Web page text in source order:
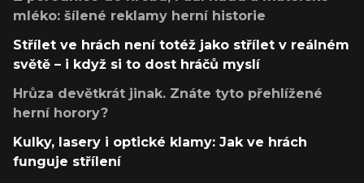
mléko: šílené reklamy herní historie
Střílet ve hrách není totéž jako střílet v reálném
světě – i když si to dost hráčů myslí
Hrůza devětkrát jinak. Znáte tyto přehlížené
herní horory?
Kulky, lasery i optické klamy: Jak ve hrách
funguje střílení